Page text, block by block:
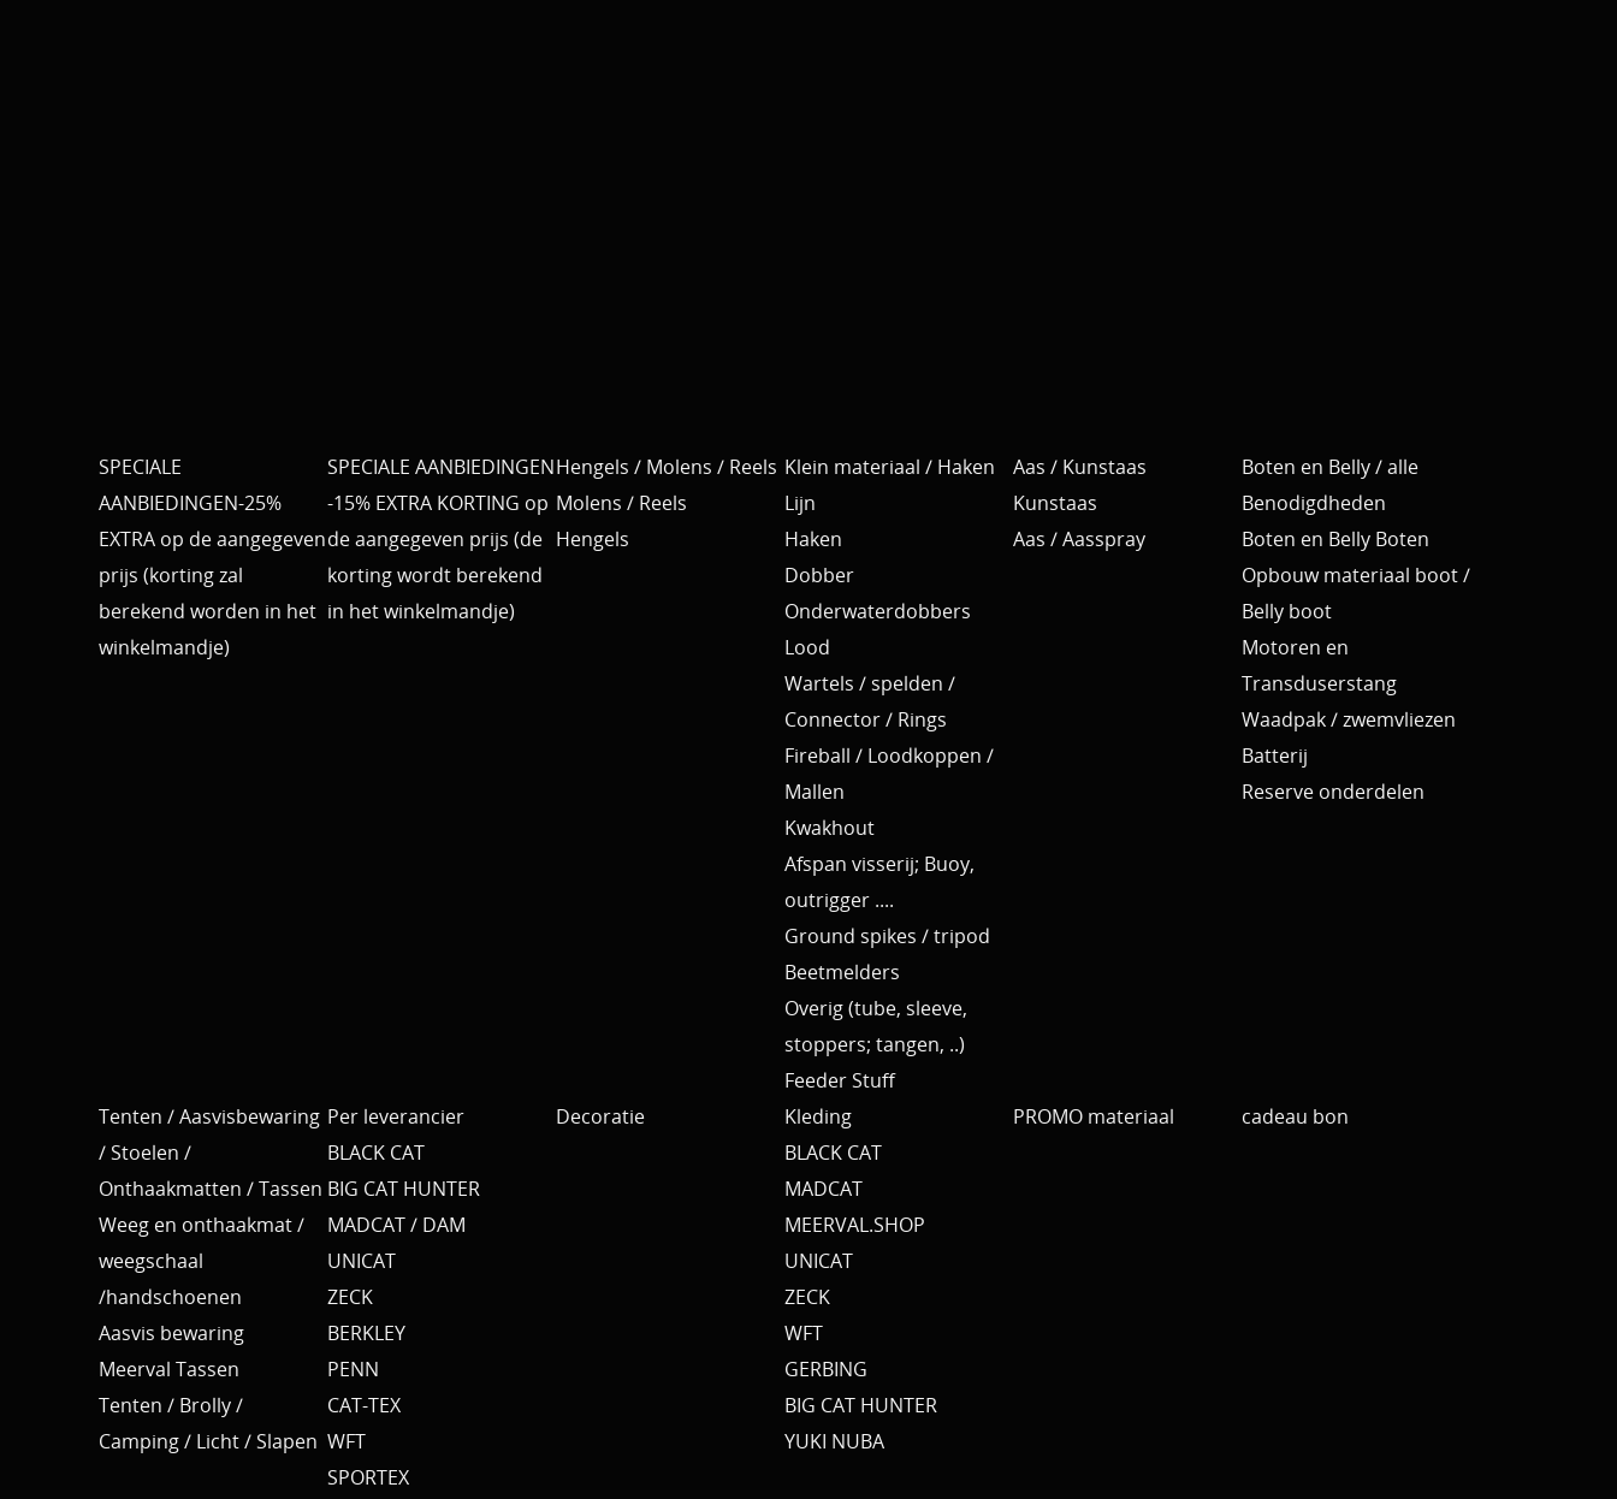
SPECIALE
AANBIEDINGEN-25%
EXTRA op de aangegeven
prijs (korting zal
berekend worden in het
winkelmandje)
SPECIALE AANBIEDINGEN
-15% EXTRA KORTING op
de aangegeven prijs (de
korting wordt berekend
in het winkelmandje)
Hengels / Molens / Reels
Molens / Reels
Hengels
Klein materiaal / Haken
Lijn
Haken
Dobber
Onderwaterdobbers
Lood
Wartels / spelden /
Connector / Rings
Fireball / Loodkoppen /
Mallen
Kwakhout
Afspan visserij; Buoy,
outrigger ....
Ground spikes / tripod
Beetmelders
Overig (tube, sleeve,
stoppers; tangen, ..)
Feeder Stuff
Aas / Kunstaas
Kunstaas
Aas / Aasspray
Boten en Belly / alle
Benodigdheden
Boten en Belly Boten
Opbouw materiaal boot /
Belly boot
Motoren en
Transduserstang
Waadpak / zwemvliezen
Batterij
Reserve onderdelen
Tenten / Aasvisbewaring
/ Stoelen /
Onthaakmatten / Tassen
Weeg en onthaakmat /
weegschaal
/handschoenen
Aasvis bewaring
Meerval Tassen
Tenten / Brolly /
Camping / Licht / Slapen
Per leverancier
BLACK CAT
BIG CAT HUNTER
MADCAT / DAM
UNICAT
ZECK
BERKLEY
PENN
CAT-TEX
WFT
SPORTEX
Decoratie
Kleding
BLACK CAT
MADCAT
MEERVAL.SHOP
UNICAT
ZECK
WFT
GERBING
BIG CAT HUNTER
YUKI NUBA
PROMO materiaal cadeau bon